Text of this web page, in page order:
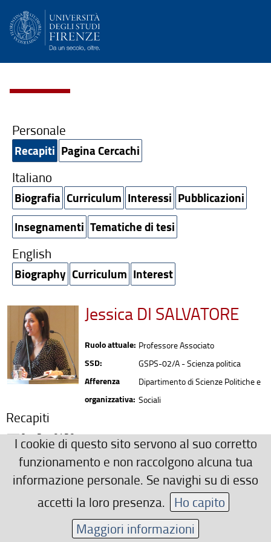
Personale
Recapiti Pagina Cercachi
Italiano
Biografia Curriculum Interessi Pubblicazioni
Insegnamenti Tematiche di tesi
English
Biography Curriculum Interest
Jessica DI SALVATORE
Ruolo attuale: Professore Associato
SSD: GSPS-02/A - Scienza politica
Afferenza
organizzativa:
Dipartimento di Scienze Politiche e
Sociali
Recapiti
0552759429
jessica.disalvatore(AT)unifi.it
Area riservata
I cookie di questo sito servono al suo corretto
funzionamento e non raccolgono alcuna tua
informazione personale. Se navighi su di esso
accetti la loro presenza. Ho capito
Maggiori informazioni